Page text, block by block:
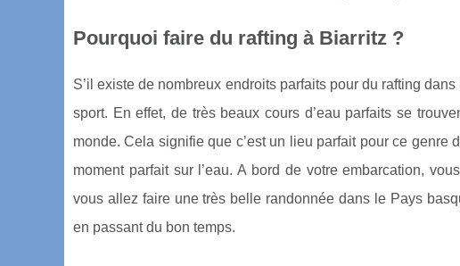
Pourquoi faire du rafting à Biarritz ?
S’il existe de nombreux endroits parfaits pour du rafting
sport. En effet, de très beaux cours d’eau parfaits se
monde. Cela signifie que c’est un lieu parfait pour ce genre
moment parfait sur l’eau. A bord de votre embarcation,
vous allez faire une très belle randonnée dans le Pays
en passant du bon temps.